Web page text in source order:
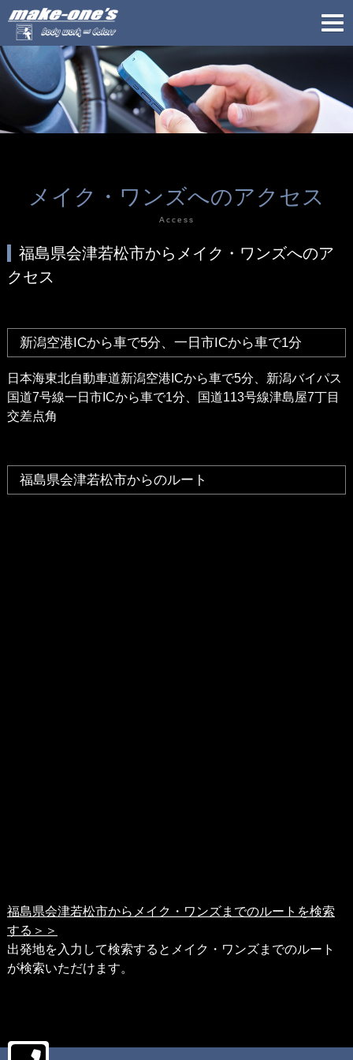
メイク・ワンズへのアクセス
Access
福島県会津若松市からメイク・ワンズへのア
クセス
新潟空港ICから車で5分、一日市ICから車で1分
日本海東北自動車道新潟空港ICから車で5分、新潟バイパス
国道7号線一日市ICから車で1分、国道113号線津島屋7丁目
交差点角
福島県会津若松市からのルート
福島県会津若松市からメイク・ワンズまでのルートを検索
する＞＞
出発地を入力して検索するとメイク・ワンズまでのルート
が検索いただけます。